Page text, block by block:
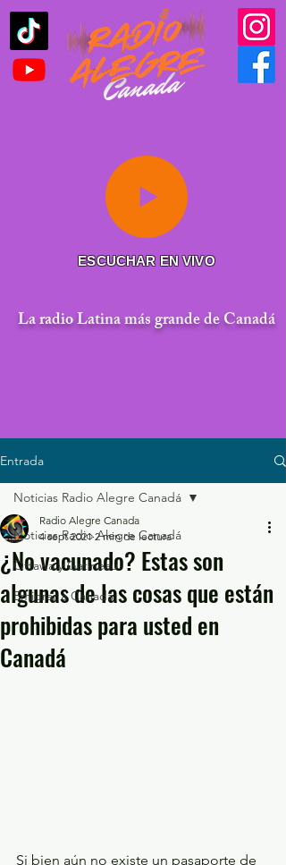
ESCUCHAR EN VIVO
La radio Latina más grande de Canadá
Entrada
Noticias Radio Alegre Canadá
Ottawa y Gatineau
Emigrar a Canadá
Noticias Radio Alegre Canadá
¿No vacunado? Estas son
algunas de las cosas que están
prohibidas para usted en
Canadá
Radio Alegre Canada
4 sept 2021 2 min de lectura
Si bien aún no existe un pasaporte de